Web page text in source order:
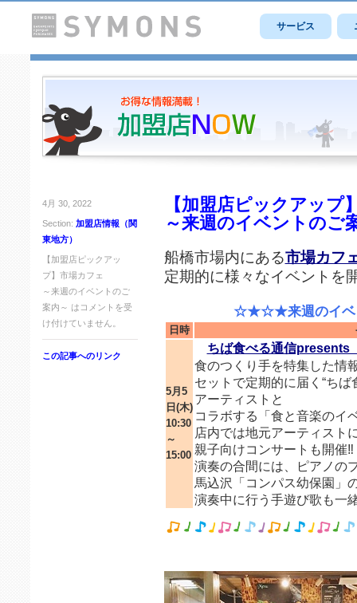
サービス
4月 30, 2022
Section: 加盟店情報（関
東地方）
【加盟店ピックアッ
プ】市場カフェ
～来週のイベントのご
案内～ は コメントを受
け付けていません。
この記事へのリンク
【加盟店ピックアップ
～来週のイベントのご
船橋市場内にある市場カフ
定期的に様々なイベントを
☆★☆★来週のイベン
日時
5月5
日(木)
10:30
～
15:00
ちば食べる通信presents
食のつくり手を特集した情
セットで定期的に届く“ち
アーティストと
コラボする「食と音楽のイベ
店内では地元アーティスト
親子向けコンサートも開催‼️
演奏の合間には、ピアノの
馬込沢「コンパス幼保園」
演奏中に行う手遊び歌も一